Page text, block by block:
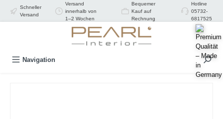
springen
Schneller
Versand
Versand
innerhalb von
1–2 Wochen
Bequemer
Kauf auf
Rechnung
Hotline
05732-
6817525
Navigation